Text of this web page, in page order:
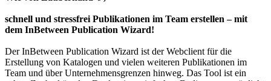
schnell und stressfrei Publikationen im Team erstellen – mit
dem InBetween Publication Wizard!
Der InBetween Publication Wizard ist der Webclient für die
Erstellung von Katalogen und vielen weiteren Publikationen im
Team und über Unternehmensgrenzen hinweg. Das Tool ist ein